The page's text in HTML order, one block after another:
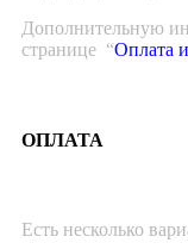
Дополнительную
странице “Оплата
ОПЛАТА
Есть несколько